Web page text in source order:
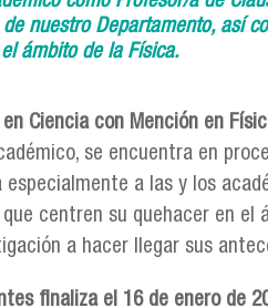
nuestro Departamento, así
ámbito de la Física.
Ciencia con Mención en
se encuentra en
a las y los
centren su quehacer en el
a hacer llegar sus
finaliza el 16 de enero de